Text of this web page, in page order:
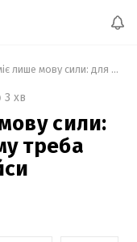
Путін розуміє лише мову сили: для деокупації Криму треба реалізувати два кейси
3 хв
сили:
треба